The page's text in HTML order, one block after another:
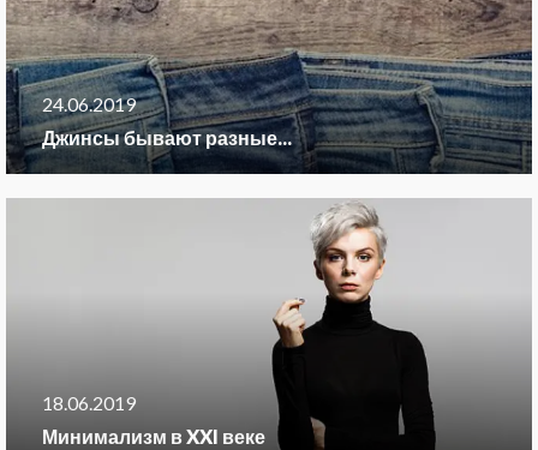
24.06.2019
Джинсы бывают разные...
18.06.2019
Минимализм в XXI веке